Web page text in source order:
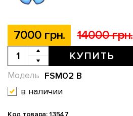
7000 грн. 14000 грн.
КУПИТЬ
FSM02 B
Модель
в наличии
Код товара: 13547